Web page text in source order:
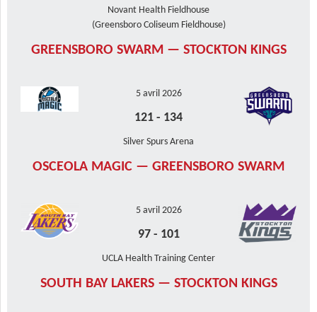
Novant Health Fieldhouse
(Greensboro Coliseum Fieldhouse)
GREENSBORO SWARM — STOCKTON KINGS
5 avril 2026
121 - 134
Silver Spurs Arena
OSCEOLA MAGIC — GREENSBORO SWARM
5 avril 2026
97- 101
UCLA Health Training Center
SOUTH BAY LAKERS — STOCKTON KINGS